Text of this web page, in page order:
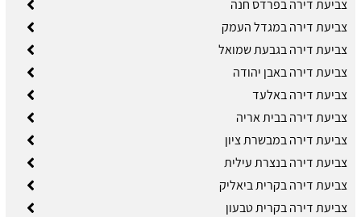
צביעת דירה בפרדס חנה
צביעת דירה במגדל העמק
צביעת דירה בגבעת שמואל
צביעת דירה באבן יהודה
צביעת דירה באלעד
צביעת דירה בבית אריה
צביעת דירה במבשרת ציון
צביעת דירה בנצרת עילית
צביעת דירה בקרית ביאליק
צביעת דירה בקרית טבעון